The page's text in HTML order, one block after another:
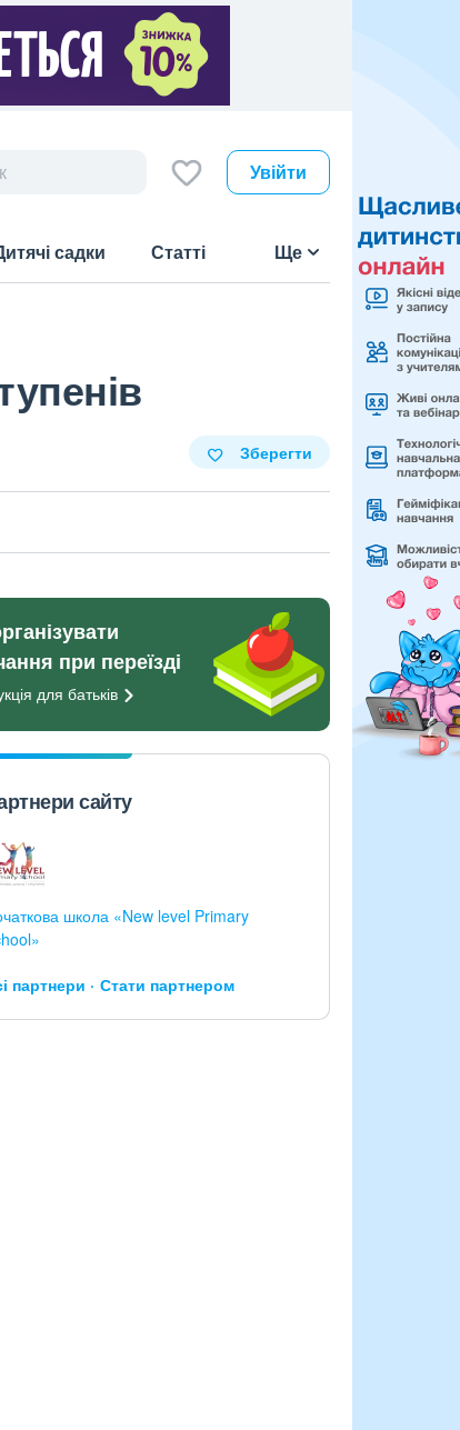
Увійти
садки Статті Ще
Зберегти
при переїзді
для батьків
сайту
школа «New level Primary
партнери Стати партнером